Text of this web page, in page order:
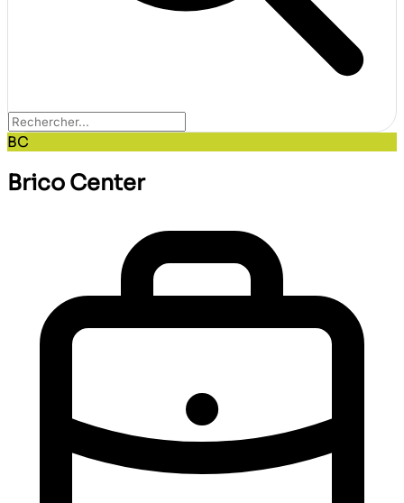
BC
Brico Center